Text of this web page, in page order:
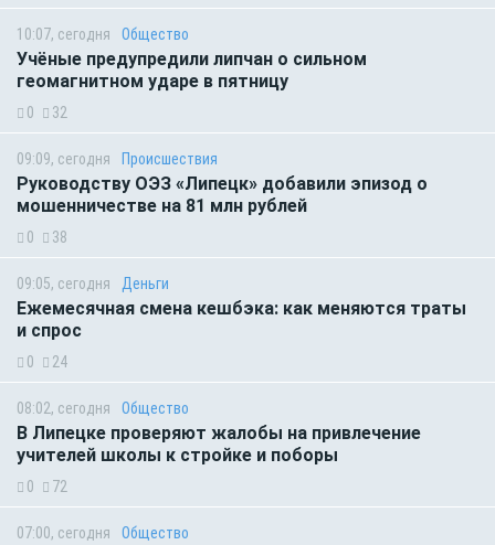
10:07, сегодня Общество
Учёные предупредили липчан о сильном
геомагнитном ударе в пятницу
0 32
09:09, сегодня Происшествия
Руководству ОЭЗ «Липецк» добавили эпизод о
мошенничестве на 81 млн рублей
0 38
09:05, сегодня Деньги
Ежемесячная смена кешбэка: как меняются траты
и спрос
0 24
08:02, сегодня Общество
В Липецке проверяют жалобы на привлечение
учителей школы к стройке и поборы
0 72
07:00, сегодня Общество